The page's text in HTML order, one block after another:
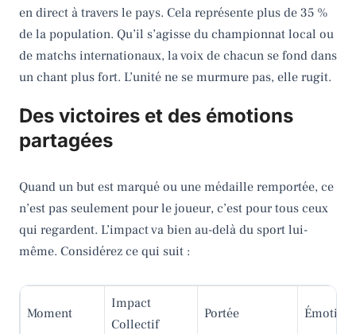
en direct à travers le pays. Cela représente plus de 35 %
de la population. Qu’il s’agisse du championnat local ou
de matchs internationaux, la voix de chacun se fond dans
un chant plus fort. L’unité ne se murmure pas, elle rugit.
Des victoires et des émotions
partagées
Quand un but est marqué ou une médaille remportée, ce
n’est pas seulement pour le joueur, c’est pour tous ceux
qui regardent. L’impact va bien au-delà du sport lui-
même. Considérez ce qui suit :
Moment
Impact
Collectif
Portée Émotion